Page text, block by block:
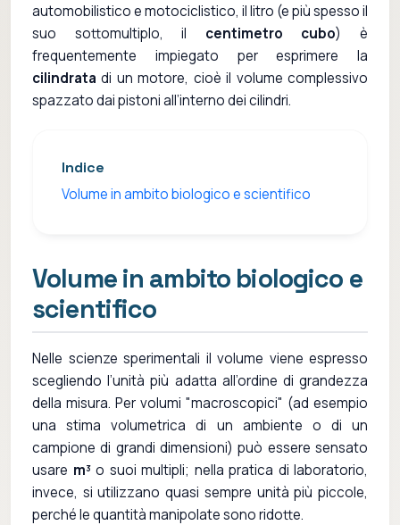
automobilistico e motociclistico, il litro (e più spesso il
suo sottomultiplo, il centimetro cubo) è
frequentemente impiegato per esprimere la
cilindrata di un motore, cioè il volume complessivo
spazzato dai pistoni all’interno dei cilindri.
Indice
Volume in ambito biologico e scientifico
Volume in ambito biologico e
scientifico
Nelle scienze sperimentali il volume viene espresso
scegliendo l’unità più adatta all’ordine di grandezza
della misura. Per volumi "macroscopici" (ad esempio
una stima volumetrica di un ambiente o di un
campione di grandi dimensioni) può essere sensato
usare m³o suoi multipli; nella pratica di laboratorio,
invece, si utilizzano quasi sempre unità più piccole,
perché le quantità manipolate sono ridotte.